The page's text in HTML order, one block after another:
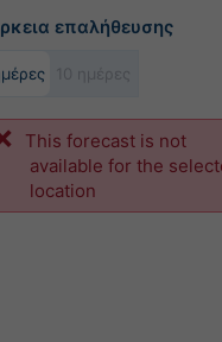
επαλήθευσης
This forecast is not
available for the
location